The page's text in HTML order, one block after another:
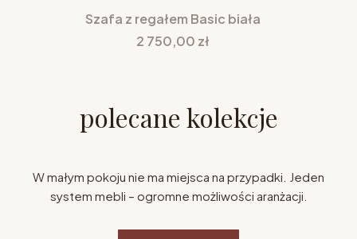
Szafa z regałem Basic biała
Cena
2 750,00 zł
polecane kolekcje
W małym pokoju nie ma miejsca na przypadki. Jeden
system mebli – ogromne możliwości aranżacji.